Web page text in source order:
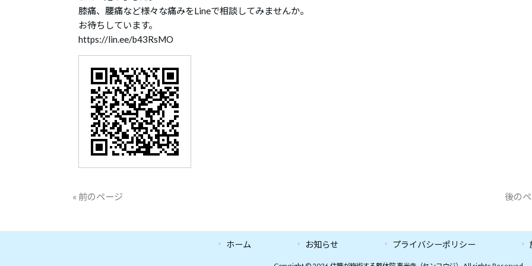
膝痛、腰痛など様々な痛みをLineで相談してみませんか。
お待ちしています。
https://lin.ee/b43RsMO
« 前のページ 後の
ホーム お知らせ プライバシーポリシー